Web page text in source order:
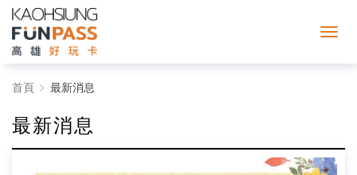
最
新
消
首頁 最新消息
最新消息